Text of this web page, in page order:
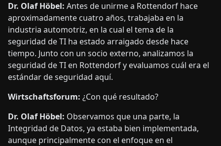
Dr. Olaf Höbel: Antes de unirme a Rottendorf hace
aproximadamente cuatro años, trabajaba en la
industria automotriz, en la cual el tema de la
seguridad de TI ha estado arraigado desde hace
tiempo. Junto con un socio externo, analizamos la
seguridad de TI en Rottendorf y evaluamos cuál era el
estándar de seguridad aquí.
Wirtschaftsforum: ¿Con qué resultado?
Dr. Olaf Höbel: Observamos que una parte, la
Integridad de Datos, ya estaba bien implementada,
aunque principalmente con el enfoque en el